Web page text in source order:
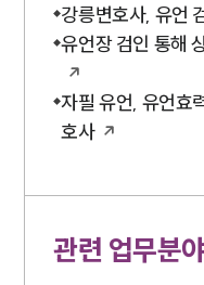
강릉변호사, 유언
유언장 검인 통해
자필 유언, 유언효
호사
관련 업무분